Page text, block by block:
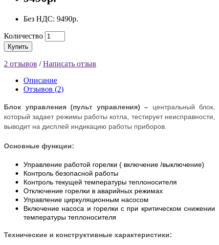
Без НДС: 9490р.
Количество
Купить
2 отзывов /Написать отзыв
Описание
Отзывов (2)
Блок управления (пульт управления) – центральный блок,
который задает режимы работы котла, тестирует неисправности,
выводит на дисплей индикацию работы приборов.
Основные функции:
Управление работой горелки ( включение /выключение)
Контроль безопасной работы
Контроль текущей температуры теплоносителя
Отключение горелки в аварийных режимах
Управление циркуляционным насосом
Включение насоса и горелки с при критическом снижении
температуры теплоносителя
Технические и конструктивные характеристики: